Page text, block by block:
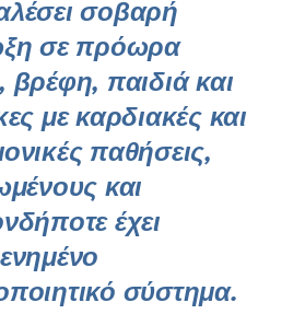
σοβαρή
σε πρόωρα
παιδιά και
με καρδιακές και
παθήσεις,
και
έχει
σύστημα.